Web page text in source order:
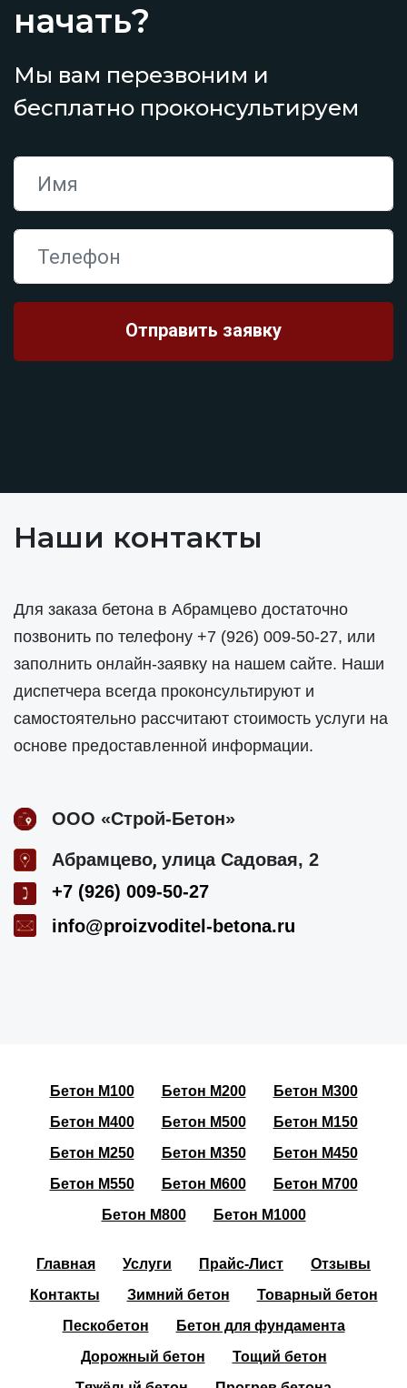
начать?
Мы вам перезвоним и
бесплатно проконсультируем
Наши контакты
Для заказа бетона в Абрамцево достаточно
позвонить по телефону +7 (926) 009-50-27, или
заполнить онлайн-заявку на нашем сайте. Наши
диспетчера всегда проконсультируют и
самостоятельно рассчитают стоимость услуги на
основе предоставленной информации.
ООО «Строй-Бетон»
Абрамцево, улица Садовая, 2
+7 (926) 009-50-27
info@proizvoditel-betona.ru
Бетон М100 Бетон М200
Бетон М300
Бетон М400
Бетон М500
Бетон М150
Бетон М250
Бетон М350
Бетон М450
Бетон М550
Бетон М600
Бетон М700
Бетон М800
Бетон М1000
Главная Услуги Прайс-Лист
Отзывы
Контакты
Зимний бетон
Товарный бетон
Пескобетон
Бетон для фундамента
Дорожный бетон
Тощий бетон